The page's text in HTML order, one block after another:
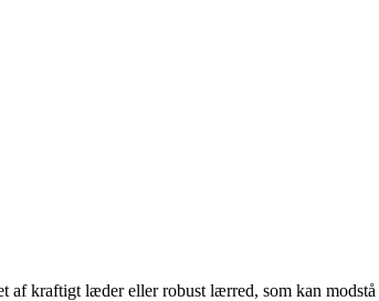
af kraftigt læder eller robust lærred, som kan